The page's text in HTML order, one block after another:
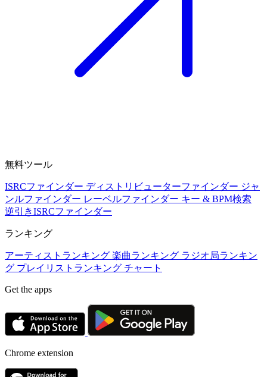
無料ツール
ISRCファインダー ディストリビューターファインダー ジャ
ンルファインダー レーベルファインダー キー & BPM検索
逆引きISRCファインダー
ランキング
アーティストランキング 楽曲ランキング ラジオ局ランキン
グ プレイリストランキング チャート
Get the apps
Chrome extension